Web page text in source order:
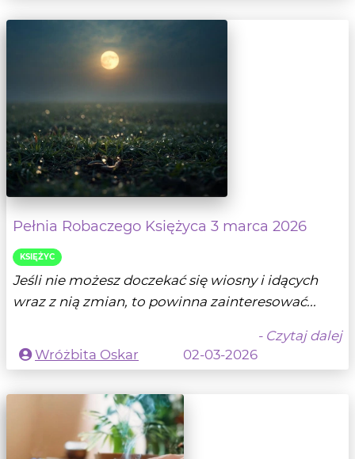
Pełnia Robaczego Księżyca 3 marca 2026
KSIĘŻYC
Jeśli nie możesz doczekać się wiosny i idących
wraz z nią zmian, to powinna zainteresować...
- Czytaj dalej
Wróżbita Oskar
02-03-2026